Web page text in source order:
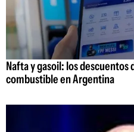
Nafta y gasoil: los descuentos
combustible en Argentina